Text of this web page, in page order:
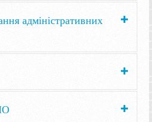
адміністративних